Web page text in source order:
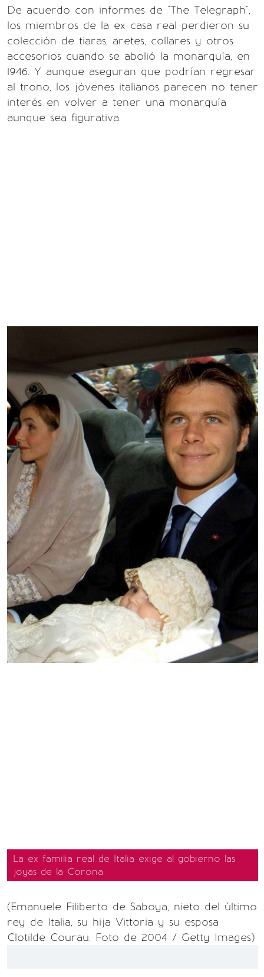
De acuerdo con informes de "The Telegraph",
los miembros de la ex casa real perdieron su
colección de tiaras, aretes, collares y otros
accesorios cuando se abolió la monarquía, en
1946. Y aunque aseguran que podrían regresar
al trono, los jóvenes italianos parecen no tener
interés en volver a tener una monarquía
aunque sea figurativa.
La ex familia real de Italia exige al gobierno las
joyas de la Corona
(Emanuele Filiberto de Saboya, nieto del último
rey de Italia, su hija Vittoria y su esposa
Clotilde Courau. Foto de 2004 / Getty Images)